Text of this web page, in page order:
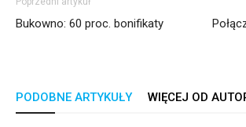
Bukowno: 60 proc. bonifikaty
PODOBNE ARTYKUŁY WIĘCEJ OD